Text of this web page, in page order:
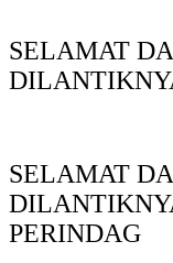
SELAMAT
SELAMAT
PERINDAG